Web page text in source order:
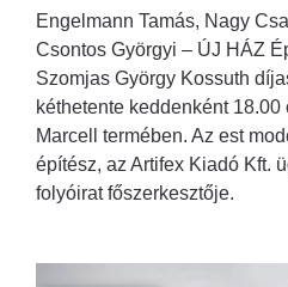
Engelmann Tamás, Nagy
Csontos Györgyi – ÚJ HÁZ
Szomjas György Kossuth
kéthetente keddenként
Marcell termében. Az est
építész, az Artifex Kiadó Kft.
folyóirat főszerkesztője.